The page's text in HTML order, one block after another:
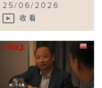
25/06/2026
收看